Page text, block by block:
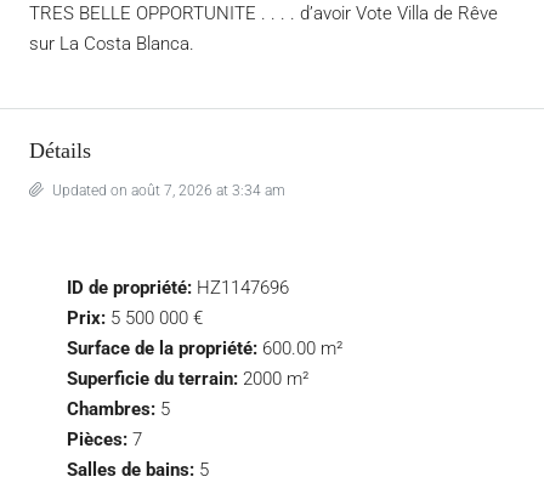
TRES BELLE OPPORTUNITE . . . . d’avoir Vote Villa de Rêve
sur La Costa Blanca.
Détails
Updated on août 7, 2026 at 3:34 am
ID de propriété: HZ1147696
Prix: 5 500 000 €
Surface de la propriété: 600.00 m²
Superficie du terrain: 2000 m²
Chambres: 5
Pièces: 7
Salles de bains: 5